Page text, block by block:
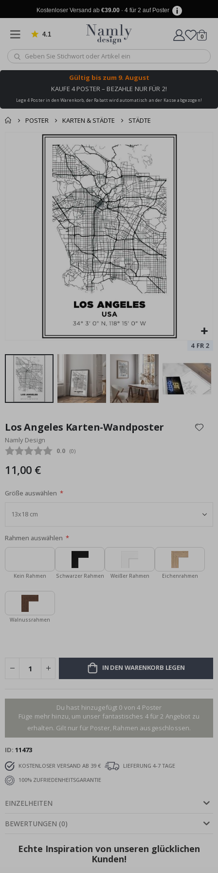
Kostenloser Versand ab €39.00· 4 für 2 auf Poster
4.1 von 1029 Bewertungen
Wagen
0
Gültig bis zum 9. August
KAUFE 4 POSTER – BEZAHLE NUR FÜR 2!
Lege 4 Poster in den Warenkorb, der Rabatt wird automatisch an der Kasse abgezogen!
POSTER KARTEN & STÄDTE STÄDTE
Produkt zum
Warenkorb
hinzugefügt ✔️
Kostenloser Versand
erreicht!
Personalisierte Poster - Stadtkarte
Special
Price
15,00 €
der
Bildgalerie
springen
Los Angeles Karten-Wandposter
Namly Design
Durchschnittliche Bewertung:
0.0 (abgegebene bewertungen:
0)
11,00 €
Größe auswählen
Rahmen auswählen
Kein Rahmen Schwarzer Rahmen Weißer Rahmen Eichenrahmen
Walnussrahmen
IN DEN WARENKORB LEGEN
Du hast hinzugefügt 0 von 4 Poster
Füge mehr hinzu, um unser fantastisches 4 für 2 Angebot zu
erhalten. Gilt nur für Poster, Rahmen ausgeschlossen.
ID 11473
KOSTENLOSER VERSAND AB 39 €
LIEFERUNG 4-7 TAGE
100% ZUFRIEDENHEITSGARANTIE
EINZELHEITEN
BEWERTUNGEN (0)
Echte Inspiration von unseren glücklichen
Kunden!